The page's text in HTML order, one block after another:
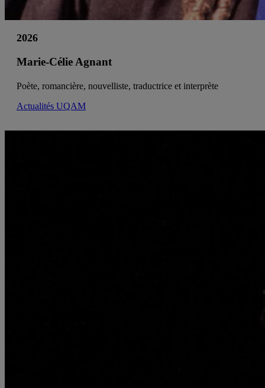
2026
Marie-Célie Agnant
Poète, romancière, nouvelliste, traductrice et interprète
Actualités UQAM